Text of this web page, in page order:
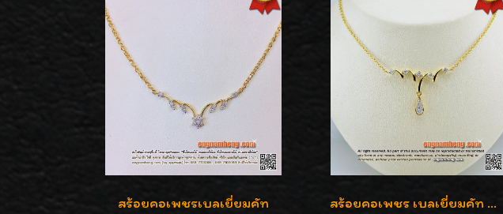
สร้อยคอเพชรเบลเยี่ยมคัท สร้อยคอเพชร เบลเยี่ยมคัท น้ำ 98% F-Color/VVS รูปแบบหวานใส่สวยดูดีน่ารักสุดๆค่ะ